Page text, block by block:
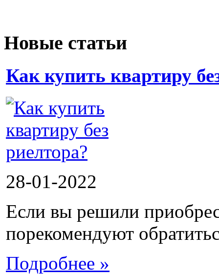
Новые статьи
Как купить квартиру
28-01-2022
Если вы решили
порекомендуют
Подробнее »